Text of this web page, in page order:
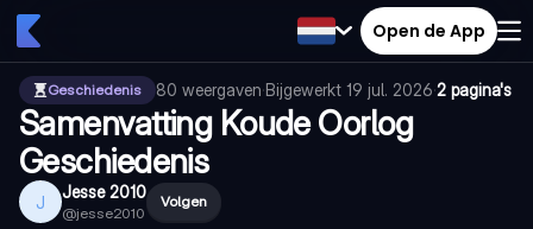
Open de App
Geschiedenis 80 weergaven·Bijgewerkt 19 jul. 2026·2 pagina's
Samenvatting Koude Oorlog
Geschiedenis
J Jesse 2010
@jesse2010
Volgen